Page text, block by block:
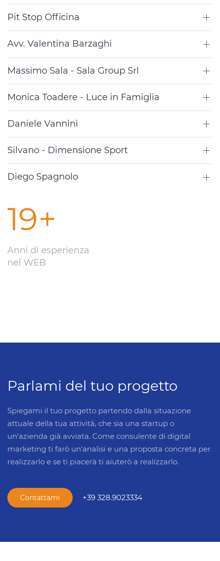
Pit Stop Officina
Avv. Valentina Barzaghi
Massimo Sala - Sala Group Srl
Monica Toadere - Luce in Famiglia
Daniele Vannini
Silvano - Dimensione Sport
Diego Spagnolo
19+
Anni di esperienza
nel WEB
Parlami del tuo progetto
Spiegami il tuo progetto partendo dalla situazione
attuale della tua attività, che sia una startup o
un'azienda già avviata. Come consulente di digital
marketing ti farò un'analisi e una proposta concreta per
realizzarlo e se ti piacerà ti aiuterò a realizzarlo.
Contattami +39 328.9023334